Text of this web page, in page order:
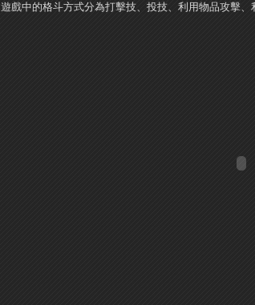
遊戲中的格斗方式分為打擊技、投技、利用物品攻擊、